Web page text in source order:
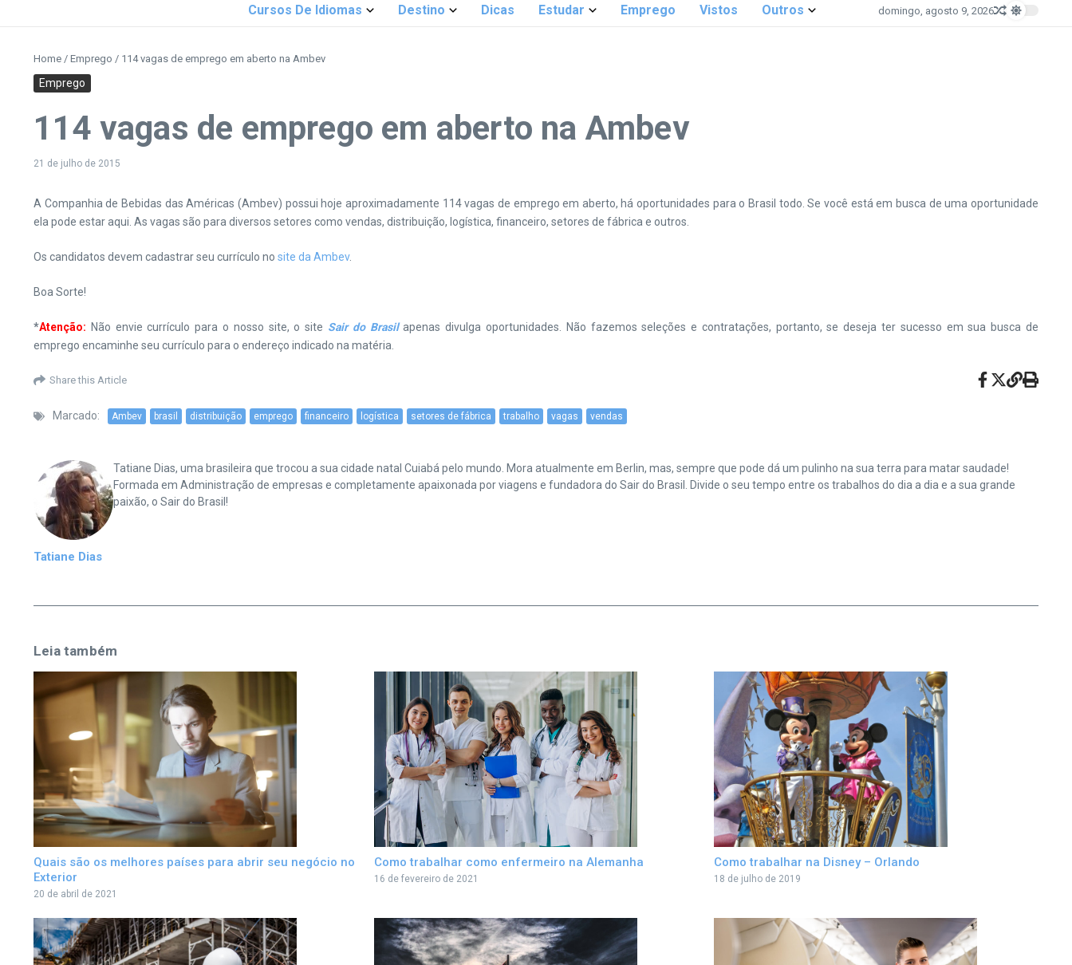
Cursos De Idiomas Destino Dicas Estudar Emprego Vistos Outros domingo, agosto 9, 2026
Home / Emprego / 114 vagas de emprego em aberto na Ambev
Emprego
114 vagas de emprego em aberto na Ambev
21 de julho de 2015
A Companhia de Bebidas das Américas (Ambev) possui hoje aproximadamente 114 vagas de emprego em aberto, há oportunidades para o Brasil todo. Se você está em busca de uma oportunidade
ela pode estar aqui. As vagas são para diversos setores como vendas, distribuição, logística, financeiro, setores de fábrica e outros.
Os candidatos devem cadastrar seu currículo no site da Ambev.
Boa Sorte!
*Atenção: Não envie currículo para o nosso site, o site Sair do Brasil apenas divulga oportunidades. Não fazemos seleções e contratações, portanto, se deseja ter sucesso em sua busca de
emprego encaminhe seu currículo para o endereço indicado na matéria.
Share this Article
Marcado: Ambev brasil distribuição emprego financeiro logística setores de fábrica trabalho vagas vendas
Tatiane Dias
Tatiane Dias, uma brasileira que trocou a sua cidade natal Cuiabá pelo mundo. Mora atualmente em Berlin, mas, sempre que pode dá um pulinho na sua terra para matar saudade!
Formada em Administração de empresas e completamente apaixonada por viagens e fundadora do Sair do Brasil. Divide o seu tempo entre os trabalhos do dia a dia e a sua grande
paixão, o Sair do Brasil!
Leia também
Quais são os melhores países para abrir seu negócio no
Exterior
20 de abril de 2021
Como trabalhar como enfermeiro na Alemanha
16 de fevereiro de 2021
Como trabalhar na Disney – Orlando
18 de julho de 2019